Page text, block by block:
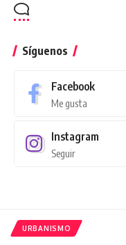
Síguenos
Facebook
Me gusta
Instagram
Seguir
URBANISMO